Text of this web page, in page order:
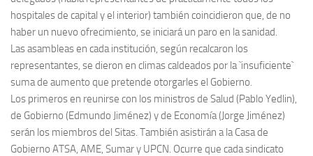
hospitales de capital y el interior) también coincidieron que, de no
haber un nuevo ofrecimiento, se iniciará un paro en la sanidad.
Las asambleas en cada institución, según recalcaron los
representantes, se dieron en climas caldeados por la `insuficiente`
suma de aumento que pretende otorgarles el Gobierno.
Los primeros en reunirse con los ministros de Salud (Pablo Yedlin),
de Gobierno (Edmundo Jiménez) y de Economía (Jorge Jiménez)
serán los miembros del Sitas. También asistirán a la Casa de
Gobierno ATSA, AME, Sumar y UPCN. Ocurre que cada sindicato